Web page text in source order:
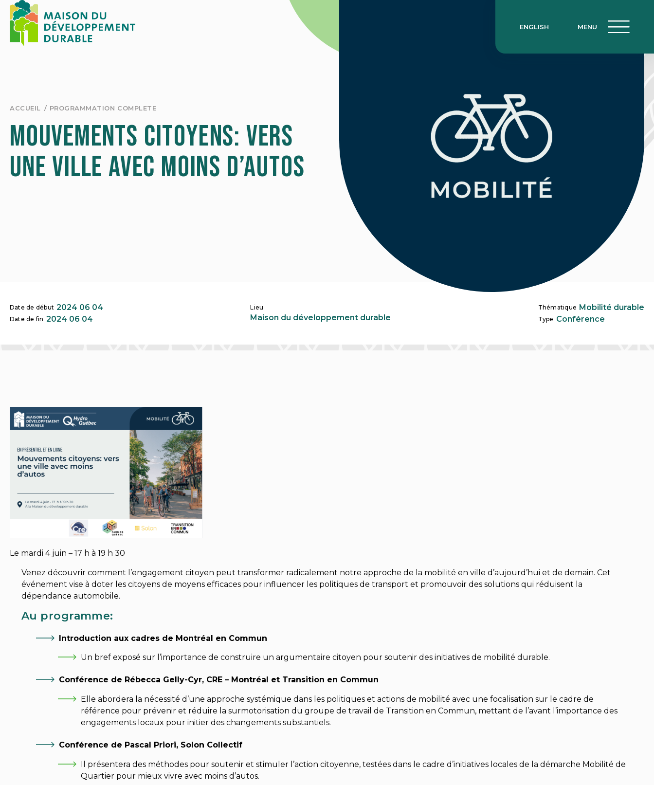
Skip
content
ENGLISH MENU
ACCUEIL PROGRAMMATION COMPLETE
Mouvements citoyens: vers
une ville avec moins d’autos
Date de début 2024 06 04
Date de fin 2024 06 04
Lieu
Maison du développement durable
Thématique Mobilité durable
Type Conférence
Le mardi 4 juin – 17 h à 19 h 30
Venez découvrir comment l’engagement citoyen peut transformer radicalement notre approche de la mobilité en ville d’aujourd’hui et de demain. Cet
événement vise à doter les citoyens de moyens efficaces pour influencer les politiques de transport et promouvoir des solutions qui réduisent la
dépendance automobile.
Au programme:
Introduction aux cadres de Montréal en Commun
Un bref exposé sur l’importance de construire un argumentaire citoyen pour soutenir des initiatives de mobilité durable.
Conférence de Rébecca Gelly-Cyr, CRE – Montréal et Transition en Commun
Elle abordera la nécessité d’une approche systémique dans les politiques et actions de mobilité avec une focalisation sur le cadre de
référence pour prévenir et réduire la surmotorisation du groupe de travail de Transition en Commun, mettant de l’avant l’importance des
engagements locaux pour initier des changements substantiels.
Conférence de Pascal Priori, Solon Collectif
Il présentera des méthodes pour soutenir et stimuler l’action citoyenne, testées dans le cadre d’initiatives locales de la démarche Mobilité de
Quartier pour mieux vivre avec moins d’autos.